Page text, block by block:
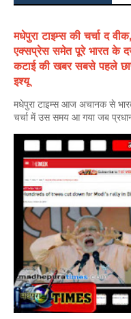
मधेपुरा टाइम्स की चर्चा द
एक्सप्रेस समेत पूरे भारत के
कटाई की खबर सबसे पहले
इश्यू
मधेपुरा टाइम्स आज अचानक से
चर्चा में उस समय आ गया जब